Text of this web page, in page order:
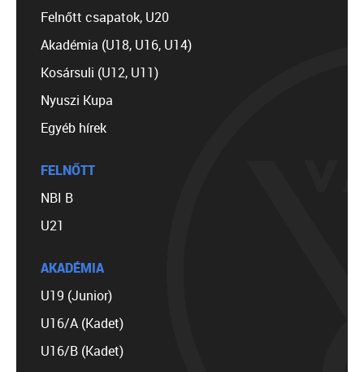
Felnőtt csapatok, U20
Akadémia (U18, U16, U14)
Kosársuli (U12, U11)
Nyuszi Kupa
Egyéb hírek
FELNŐTT
NBI B
U21
AKADÉMIA
U19 (Junior)
U16/A (Kadet)
U16/B (Kadet)